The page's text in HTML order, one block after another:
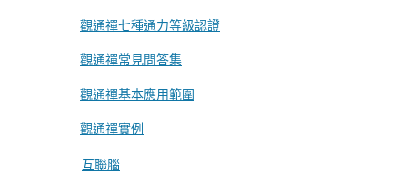
觀通禪七種通力等級認證
觀通禪常見問答集
觀通禪基本應用範圍
觀通禪實例
互聯腦